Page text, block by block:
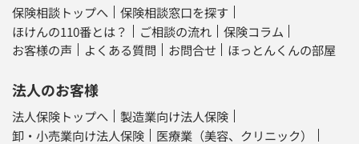
保険相談トップへ
保険相談窓口を探す
ほけんの110番とは？
ご相談の流れ
保険コラム
お客様の声
よくある質問 お問合せ ほっとんくんの部屋
法人のお客様
法人保険トップへ
製造業向け法人保険
卸・小売業向け法人保険
医療業（美容、クリニック）